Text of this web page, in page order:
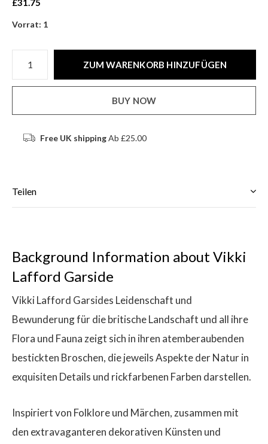
£31.75
Vorrat: 1
ZUM WARENKORB HINZUFÜGEN
BUY NOW
Free UK shippingAb £25.00
Teilen
Background Information about Vikki
Lafford Garside
Vikki Lafford Garsides Leidenschaft und
Bewunderung für die britische Landschaft und all ihre
Flora und Fauna zeigt sich in ihren atemberaubenden
bestickten Broschen, die jeweils Aspekte der Natur in
exquisiten Details und rickfarbenen Farben darstellen.
Inspiriert von Folklore und Märchen, zusammen mit
den extravaganteren dekorativen Künsten und